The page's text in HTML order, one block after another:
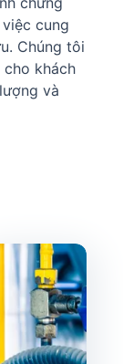
cung
Chúng tôi
khách
và